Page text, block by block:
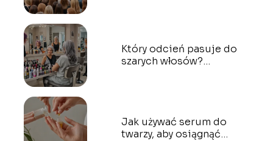
Który odcień pasuje do
szarych włosów?
Jak używać serum do
twarzy, aby osiągnąć